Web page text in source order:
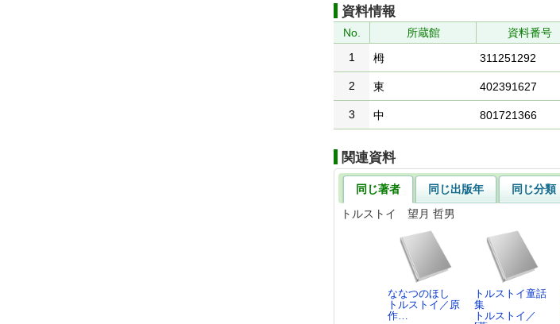
資料情報
No. 所蔵館 資料番号
1
栂 311251292
2 東 402391627
3 中 801721366
関連資料
同じ著者 同じ出版年
同じ分類
トルストイ 望月 哲男
ななつのほし
トルストイ／原
作…
トルストイ童話
集
トルストイ／